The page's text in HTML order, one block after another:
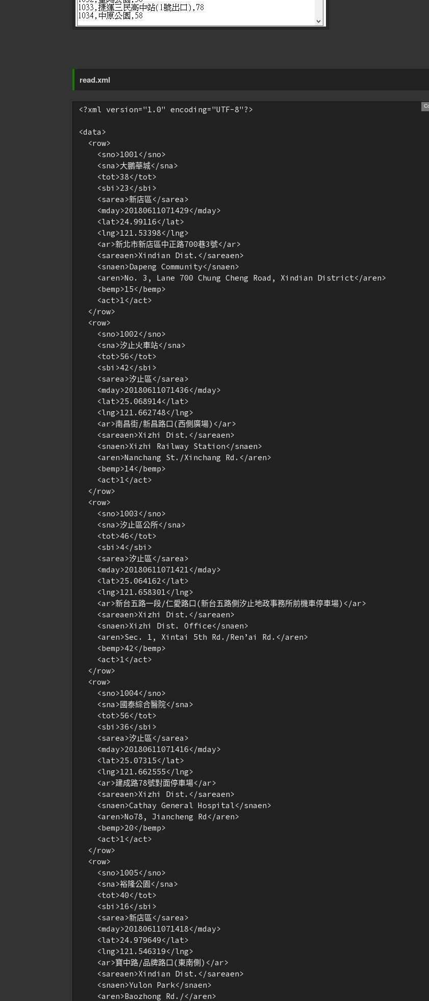
read.xml
<?xml version="1.0" encoding="UTF-8"?>
<data>
  <row>
    <sno>1001</sno>
    <sna>大鵬華城</sna>
    <tot>38</tot>
    <sbi>23</sbi>
    <sarea>新店區</sarea>
    <mday>20180611071429</mday>
    <lat>24.99116</lat>
    <lng>121.53398</lng>
    <ar>新北市新店區中正路700巷3號</ar>
    <sareaen>Xindian Dist.</sareaen>
    <snaen>Dapeng Community</snaen>
    <aren>No. 3, Lane 700 Chung Cheng Road, Xindian District</aren>
    <bemp>15</bemp>
    <act>1</act>
  </row>
  <row>
    <sno>1002</sno>
    <sna>汐止火車站</sna>
    <tot>56</tot>
    <sbi>42</sbi>
    <sarea>汐止區</sarea>
    <mday>20180611071436</mday>
    <lat>25.068914</lat>
    <lng>121.662748</lng>
    <ar>南昌街/新昌路口(西側廣場)</ar>
    <sareaen>Xizhi Dist.</sareaen>
    <snaen>Xizhi Railway Station</snaen>
    <aren>Nanchang St./Xinchang Rd.</aren>
    <bemp>14</bemp>
    <act>1</act>
  </row>
  <row>
    <sno>1003</sno>
    <sna>汐止區公所</sna>
    <tot>46</tot>
    <sbi>4</sbi>
    <sarea>汐止區</sarea>
    <mday>20180611071421</mday>
    <lat>25.064162</lat>
    <lng>121.658301</lng>
    <ar>新台五路一段/仁愛路口(新台五路側汐止地政事務所前機車停車場)</ar>
    <sareaen>Xizhi Dist.</sareaen>
    <snaen>Xizhi Dist. Office</snaen>
    <aren>Sec. 1, Xintai 5th Rd./Ren’ai Rd.</aren>
    <bemp>42</bemp>
    <act>1</act>
  </row>
  <row>
    <sno>1004</sno>
    <sna>國泰綜合醫院</sna>
    <tot>56</tot>
    <sbi>36</sbi>
    <sarea>汐止區</sarea>
    <mday>20180611071416</mday>
    <lat>25.07315</lat>
    <lng>121.662555</lng>
    <ar>建成路78號對面停車場</ar>
    <sareaen>Xizhi Dist.</sareaen>
    <snaen>Cathay General Hospital</snaen>
    <aren>No78, Jiancheng Rd</aren>
    <bemp>20</bemp>
    <act>1</act>
  </row>
  <row>
    <sno>1005</sno>
    <sna>裕隆公園</sna>
    <tot>40</tot>
    <sbi>16</sbi>
    <sarea>新店區</sarea>
    <mday>20180611071418</mday>
    <lat>24.979649</lat>
    <lng>121.546319</lng>
    <ar>寶中路/品牌路口(東南側)</ar>
    <sareaen>Xindian Dist.</sareaen>
    <snaen>Yulon Park</snaen>
    <aren>Baozhong Rd./</aren>